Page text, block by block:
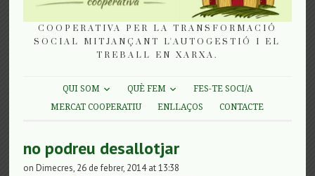
COOPERATIVA PER LA TRANSFORMACIÓ
SOCIAL MITJANÇANT L'AUTOGESTIÓ I EL
TREBALL EN XARXA.
QUI SOM QUÈ FEM
FES-TE SOCI/A
MERCAT COOPERATIU
ENLLAÇOS CONTACTE
no podreu desallotjar
on Dimecres, 26 de febrer, 2014 at 13:38